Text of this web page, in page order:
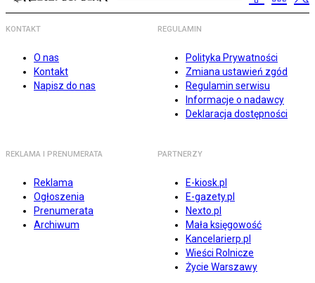
KONTAKT
O nas
Kontakt
Napisz do nas
REGULAMIN
Polityka Prywatności
Zmiana ustawień zgód
Regulamin serwisu
Informacje o nadawcy
Deklaracja dostępności
REKLAMA I PRENUMERATA
Reklama
Ogłoszenia
Prenumerata
Archiwum
PARTNERZY
E-kiosk.pl
E-gazety.pl
Nexto.pl
Mała księgowość
Kancelarierp.pl
Wieści Rolnicze
Życie Warszawy